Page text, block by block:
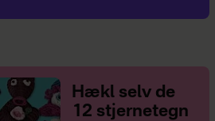
Hækl selv de
12 stjernetegn